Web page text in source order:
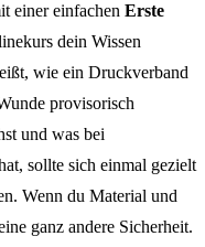
einer einfachen Erste
dein Wissen
wie ein Druckverband
provisorisch
und was bei
sollte sich einmal gezielt
Wenn du Material und
ganz andere Sicherheit.